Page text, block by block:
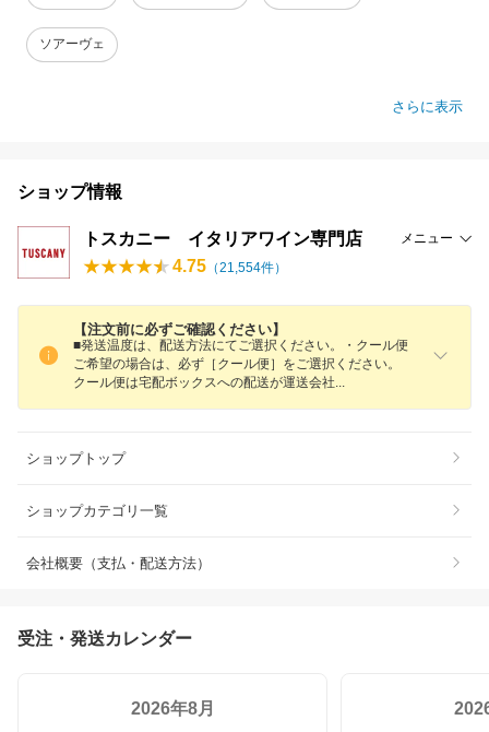
ソアーヴェ
さらに表示
ショップ情報
トスカニー イタリアワイン専門店 メニュー
4.75 （21,554件）
【注文前に必ずご確認ください】
■発送温度は、配送方法にてご選択ください。・クール便
ご希望の場合は、必ず［クール便］をご選択ください。
クール便は宅配ボックスへの配送が運送会社
ショップトップ
ショップカテゴリ一覧
会社概要（支払・配送方法）
受注・発送カレンダー
2026年8月